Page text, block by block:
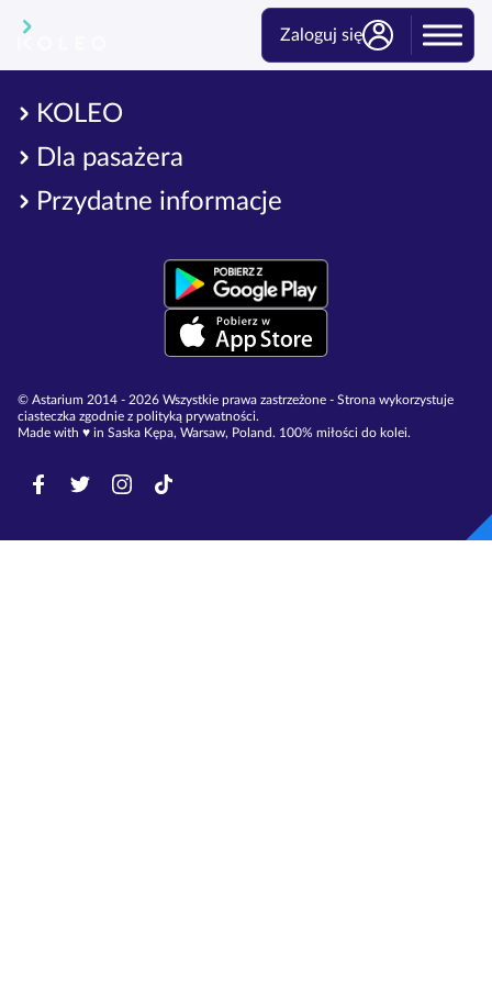
Zaloguj się
KOLEO
Dla pasażera
Przydatne informacje
© Astarium 2014 - 2026 Wszystkie prawa zastrzeżone - Strona wykorzystuje
ciasteczka zgodnie z polityką prywatności.
Made with ♥︎ in Saska Kępa, Warsaw, Poland. 100% miłości do kolei.